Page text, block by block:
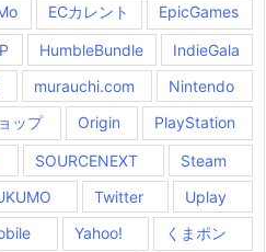
ECカレント EpicGames
HumbleBundle
IndieGala
murauchi.com
Nintendo
ップ Origin PlayStation
SOURCENEXT
Steam
Twitter
Uplay
Yahoo! くまポン